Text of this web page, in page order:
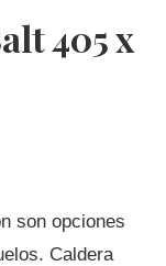
405 x
son opciones
Caldera